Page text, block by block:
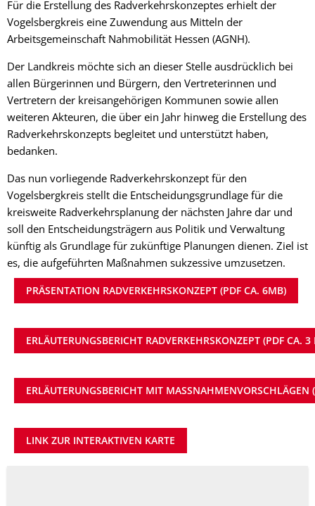
Für die Erstellung des Radverkehrskonzeptes erhielt der
Vogelsbergkreis eine Zuwendung aus Mitteln der
Arbeitsgemeinschaft Nahmobilität Hessen (AGNH).
Der Landkreis möchte sich an dieser Stelle ausdrücklich bei
allen Bürgerinnen und Bürgern, den Vertreterinnen und
Vertretern der kreisangehörigen Kommunen sowie allen
weiteren Akteuren, die über ein Jahr hinweg die Erstellung des
Radverkehrskonzepts begleitet und unterstützt haben,
bedanken.
Das nun vorliegende Radverkehrskonzept für den
Vogelsbergkreis stellt die Entscheidungsgrundlage für die
kreisweite Radverkehrsplanung der nächsten Jahre dar und
soll den Entscheidungsträgern aus Politik und Verwaltung
künftig als Grundlage für zukünftige Planungen dienen. Ziel ist
es, die aufgeführten Maßnahmen sukzessive umzusetzen.
PRÄSENTATION RADVERKEHRSKONZEPT (PDF CA. 6MB)
ERLÄUTERUNGSBERICHT RADVERKEHRSKONZEPT (PDF CA. 3
ERLÄUTERUNGSBERICHT MIT MASSNAHMENVORSCHLÄGEN
LINK ZUR INTERAKTIVEN KARTE